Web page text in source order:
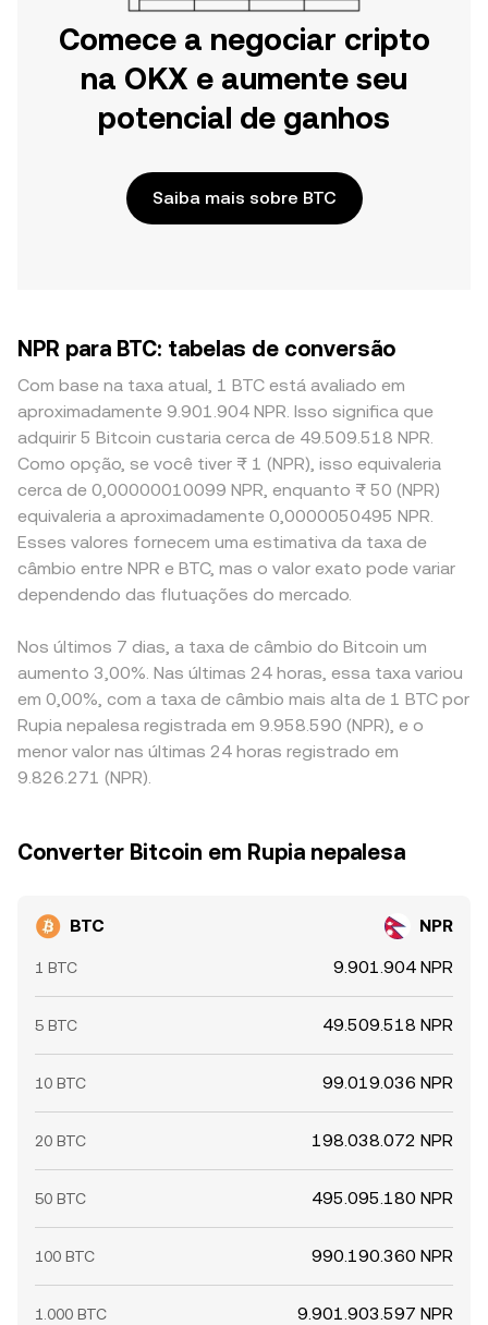
Comece a negociar cripto
na OKX e aumente seu
potencial de ganhos
Saiba mais sobre BTC
NPR para BTC: tabelas de conversão
Com base na taxa atual, 1 BTC está avaliado em
aproximadamente 9.901.904 NPR. Isso significa que
adquirir 5 Bitcoin custaria cerca de 49.509.518 NPR.
Como opção, se você tiver ₨ 1 (NPR), isso equivaleria
cerca de 0,00000010099 NPR, enquanto ₨ 50 (NPR)
equivaleria a aproximadamente 0,0000050495 NPR.
Esses valores fornecem uma estimativa da taxa de
câmbio entre NPR e BTC, mas o valor exato pode variar
dependendo das flutuações do mercado.
Nos últimos 7 dias, a taxa de câmbio do Bitcoin um
aumento 3,00%. Nas últimas 24 horas, essa taxa variou
em 0,00%, com a taxa de câmbio mais alta de 1 BTC por
Rupia nepalesa registrada em 9.958.590 (NPR), e o
menor valor nas últimas 24 horas registrado em
9.826.271 (NPR).
Converter Bitcoin em Rupia nepalesa
BTC NPR
1 BTC 9.901.904 NPR
5 BTC 49.509.518 NPR
10 BTC 99.019.036 NPR
20 BTC 198.038.072 NPR
50 BTC 495.095.180 NPR
100 BTC 990.190.360 NPR
1.000 BTC 9.901.903.597 NPR